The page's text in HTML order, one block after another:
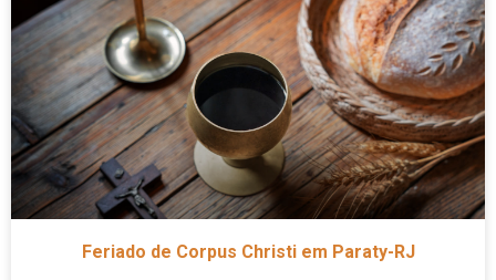
Feriado de Corpus Christi em Paraty-RJ